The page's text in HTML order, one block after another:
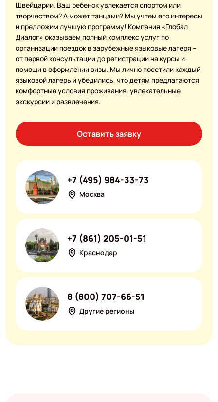
Швейцарии. Ваш ребенок увлекается спортом или
творчеством? А может танцами? Мы учтем его интересы
и предложим лучшую программу! Компания «Глобал
Диалог» оказываем полный комплекс услуг по
организации поездок в зарубежные языковые лагеря –
от первой консультации до регистрации на курсы и
помощи в оформлении визы. Мы лично посетили каждый
языковой лагерь и убедились, что детям предлагаются
комфортные условия проживания, увлекательные
экскурсии и развлечения.
Оставить заявку
Москва
+7 (495) 984-33-73
Краснодар
+7 (861) 205-01-51
Другие регионы
8 (800) 707-66-51